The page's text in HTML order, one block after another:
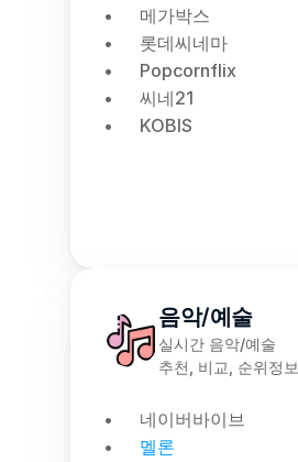
메가박스
롯데씨네마
Popcornflix
씨네21
KOBIS
음악/예술
실시간 음악/예술
추천, 비교, 순위정보
네이버바이브
멜론